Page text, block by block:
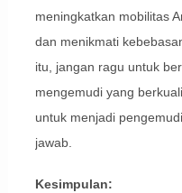
meningkatkan mobilitas
dan menikmati
itu, jangan ragu untuk
mengemudi yang
untuk menjadi
jawab.
Kesimpulan: